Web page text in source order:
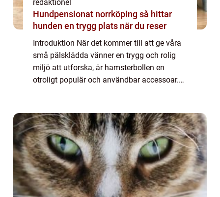
redaktionel
Hundpensionat norrköping så hittar
hunden en trygg plats när du reser
Introduktion När det kommer till att ge våra
små pälsklädda vänner en trygg och rolig
miljö att utforska, är hamsterbollen en
otroligt populär och användbar accessoar.